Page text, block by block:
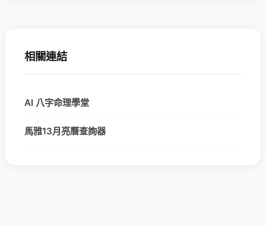
相關連結
AI 八字命理學堂
馬雅13月亮曆查詢器